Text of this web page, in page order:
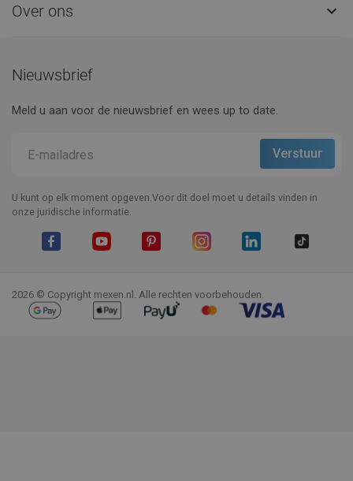
Over ons 
Nieuwsbrief
Meld u aan voor de nieuwsbrief en wees up to date.
U kunt op elk moment opgeven.Voor dit doel moet u details vinden in
onze juridische informatie.
2026 © Copyright mexen.nl. Alle rechten voorbehouden.